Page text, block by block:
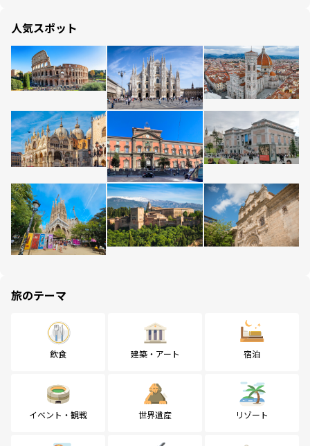
人気スポット
旅のテーマ
飲食 建築・アート 宿泊
イベント・観戦 世界遺産 リゾート